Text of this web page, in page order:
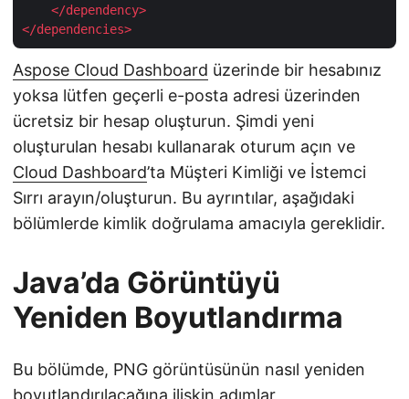
</dependency>
</dependencies>
Aspose Cloud Dashboard üzerinde bir hesabınız
yoksa lütfen geçerli e-posta adresi üzerinden
ücretsiz bir hesap oluşturun. Şimdi yeni
oluşturulan hesabı kullanarak oturum açın ve
Cloud Dashboard’ta Müşteri Kimliği ve İstemci
Sırrı arayın/oluşturun. Bu ayrıntılar, aşağıdaki
bölümlerde kimlik doğrulama amacıyla gereklidir.
Java’da Görüntüyü
Yeniden Boyutlandırma
Bu bölümde, PNG görüntüsünün nasıl yeniden
boyutlandırılacağına ilişkin adımlar